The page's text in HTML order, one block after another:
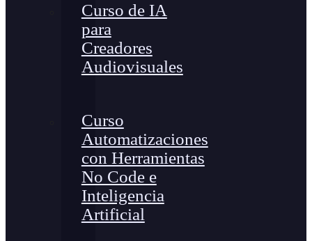
Curso de IA
para
Creadores
Audiovisuales
Curso
Automatizaciones
con Herramientas
No Code e
Inteligencia
Artificial